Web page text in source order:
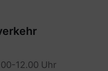
12.00 Uhr